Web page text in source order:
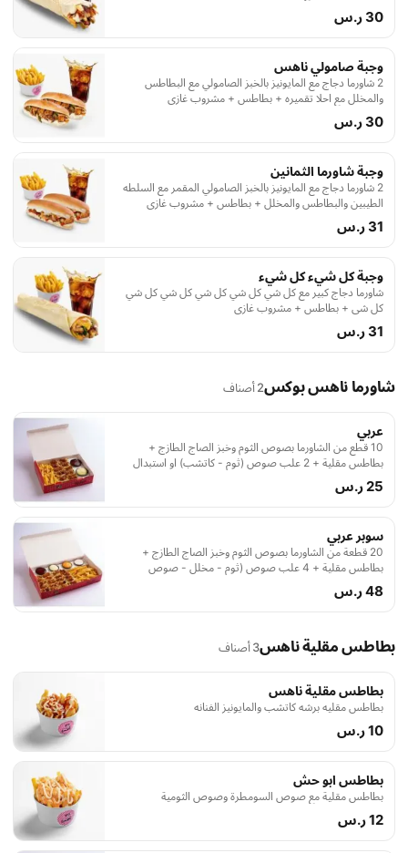
30 ر.س
وجبة صامولي ناهس
2 شاورما دجاج مع المايونيز بالخبز الصامولي مع البطاطس
والمخلل مع احلا تقميره + بطاطس + مشروب غازي
30 ر.س
وجبة شاورما الثمانين
2 شاورما دجاج مع المايونيز بالخبز الصامولي المقمر مع السلطه
الطيبين والبطاطس والمخلل + بطاطس + مشروب غازي
31 ر.س
وجبة كل شيء كل شيء
شاورما دجاج كبير مع كل شي كل شي كل شي كل شي كل شي
كل شي + بطاطس + مشروب غازي
31 ر.س
شاورما ناهس بوكس2 أصناف
عربي
10 قطع من الشاورما بصوص الثوم وخبز الصاج الطازج +
بطاطس مقلية + 2 علب صوص (ثوم - كاتشب) او استبدال
الصوصات حسب الرغبه
25 ر.س
سوبر عربي
20 قطعة من الشاورما بصوص الثوم وخبز الصاج الطازج +
بطاطس مقلية + 4 علب صوص (ثوم - مخلل - صوص
السومطرة - كاتشب ) او استبدال الصوصات حسب الرغبه
48 ر.س
بطاطس مقلية ناهس3 أصناف
بطاطس مقلية ناهس
بطاطس مقليه برشه كاتشب والمايونيز الفنانه
10 ر.س
بطاطس ابو حش
بطاطس مقلية مع صوص السومطرة وصوص الثومية
12 ر.س